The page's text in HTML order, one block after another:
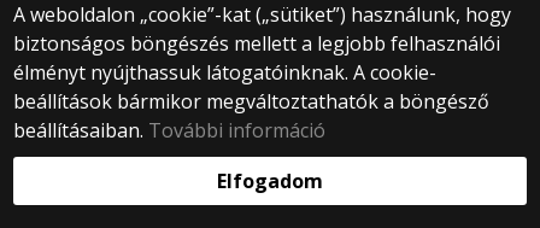
A weboldalon „cookie”-kat („sütiket”) használunk, hogy
biztonságos böngészés mellett a legjobb felhasználói
élményt nyújthassuk látogatóinknak. A cookie-
beállítások bármikor megváltoztathatók a böngésző
beállításaiban. További információ
Elfogadom